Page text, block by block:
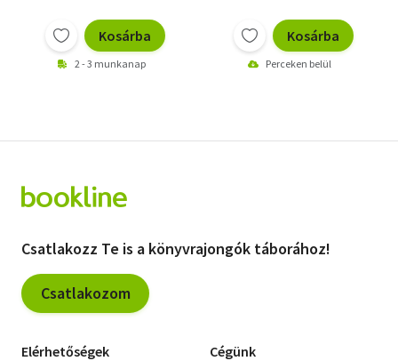
Kosárba
2 - 3 munkanap
Kosárba
Perceken belül
Csatlakozz Te is a könyvrajongók táborához!
Csatlakozom
Elérhetőségek Cégünk